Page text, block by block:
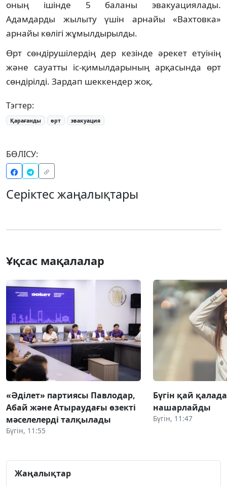
оның ішінде 5 баланы эвакуациялады.
Адамдарды жылыту үшін арнайы «Вахтовка»
арнайы көлігі жұмылдырылды.
Өрт сөндірушілердің дер кезінде әрекет етуінің
және сауатты іс-қимылдарының арқасында өрт
сөндірілді. Зардап шеккендер жоқ.
Тэгтер:
Қарағанды өрт эвакуация
БӨЛІСУ:
Серіктес жаңалықтары
Ұқсас мақалалар
«Әділет» партиясы Павлодар,
Абай және Атыраудағы өзекті
мәселелерді талқылады
Бүгін, 11:55
Бүгін қай
нашарлайды
Бүгін, 11:47
Жаңалықтар